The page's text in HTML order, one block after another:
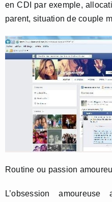
en CDI par exemple,
parent, situation de couple
Routine ou passion
L’obsession